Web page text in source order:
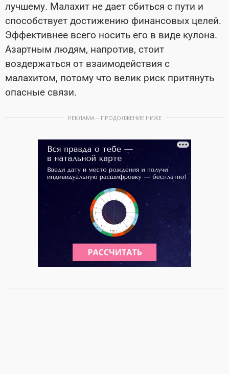
лучшему. Малахит не дает сбиться с пути и
способствует достижению финансовых целей.
Эффективнее всего носить его в виде кулона.
Азартным людям, напротив, стоит
воздержаться от взаимодействия с
малахитом, потому что велик риск притянуть
опасные связи.
РЕКЛАМА – ПРОДОЛЖЕНИЕ НИЖЕ